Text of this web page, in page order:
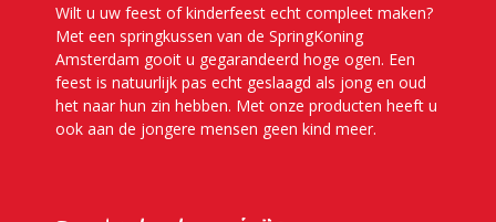
Wilt u uw feest of kinderfeest echt compleet maken?
Met een springkussen van de SpringKoning
Amsterdam gooit u gegarandeerd hoge ogen. Een
feest is natuurlijk pas echt geslaagd als jong en oud
het naar hun zin hebben. Met onze producten heeft u
ook aan de jongere mensen geen kind meer.